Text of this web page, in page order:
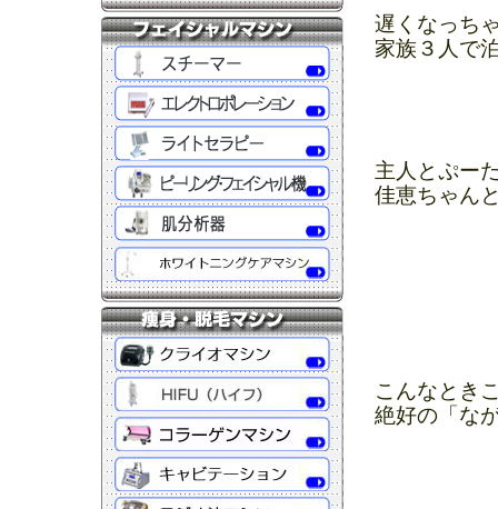
遅くなっち
家族３人で
主人とぷー
佳恵ちゃん
こんなとき
絶好の「な